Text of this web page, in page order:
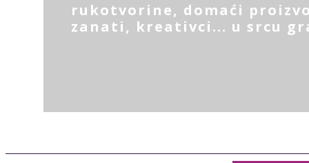
rukotvorine, domaći
zanati, kreativci... u srcu